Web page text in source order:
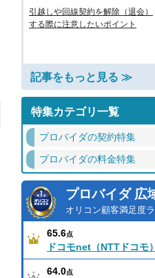
引越しや回線契約を解除（退会）
する際に注意したいポイント
記事をもっと見る ≫
特集カテゴリ一覧
プロバイダの契約特集
プロバイダの料金特集
プロバイダ 広
オリコン顧客満足度
65.6点
ドコモnet（NTTドコモ）
64.0点